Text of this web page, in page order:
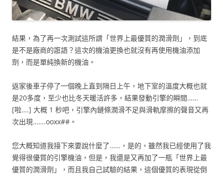
結果，為了再一次測試這所謂「世界上最優質的潤滑劑」，到底
是不是廠商的誑語？這次的機油更換也就沒有再使用機油添加
劑，而是單純換新的機油。
返家後車子停了一個晚上直到隔日上午，地下室的溫度大概也就
是20多度，至少也比冬天暖活許多，結果發動引擎的瞬間……
[啦….] 大概 1 秒吧，引擎內鏈條潤滑不足與滑軌摩擦的聲音又再
次出現…….ooxx##。
您大概知道我接下來要說什麼了……，是的，雖然我已經使用了我
覺得很優質的引擎機油，但是，我還是又再加了一瓶「世界上最
優質的潤滑劑」，而且我自己試驗的結果，這個優質的表現從倒